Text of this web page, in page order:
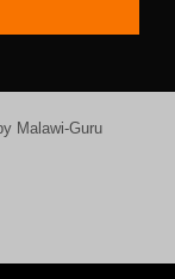
Malawi-Guru